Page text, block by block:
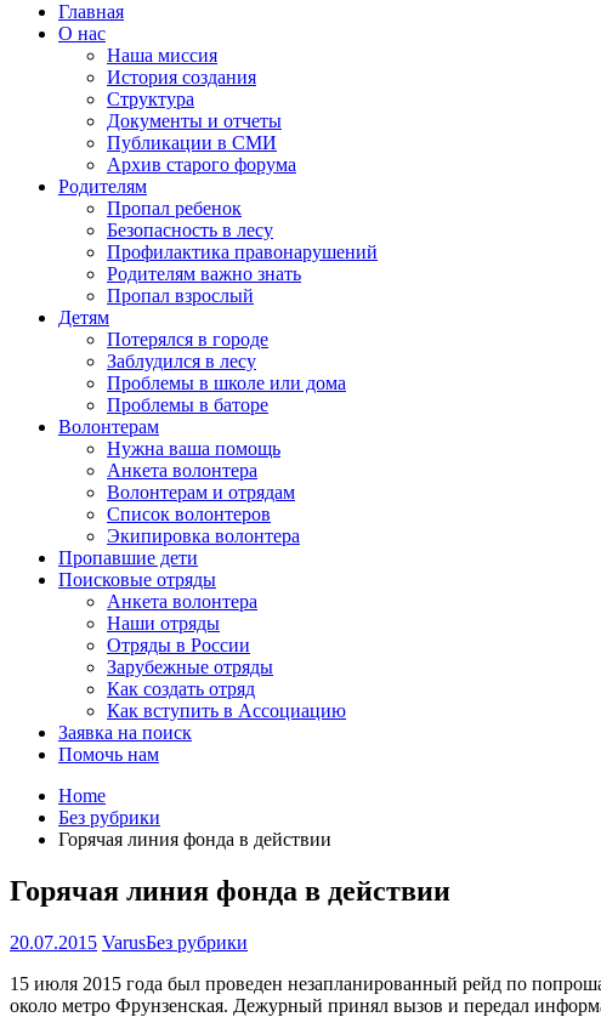
Главная
О нас
Наша миссия
История создания
Структура
Документы и отчеты
Публикации в СМИ
Архив старого форума
Родителям
Пропал ребенок
Безопасность в лесу
Профилактика правонарушений
Родителям важно знать
Пропал взрослый
Детям
Потерялся в городе
Заблудился в лесу
Проблемы в школе или дома
Проблемы в баторе
Волонтерам
Нужна ваша помощь
Анкета волонтера
Волонтерам и отрядам
Список волонтеров
Экипировка волонтера
Пропавшие дети
Поисковые отряды
Анкета волонтера
Наши отряды
Отряды в России
Зарубежные отряды
Как создать отряд
Как вступить в Ассоциацию
Заявка на поиск
Помочь нам
Home
Без рубрики
Горячая линия фонда в действии
Горячая линия фонда в действии
20.07.2015 VarusБез рубрики
15 июля 2015 года был проведен незапланированный рейд по
около метро Фрунзенская. Дежурный принял вызов и передал